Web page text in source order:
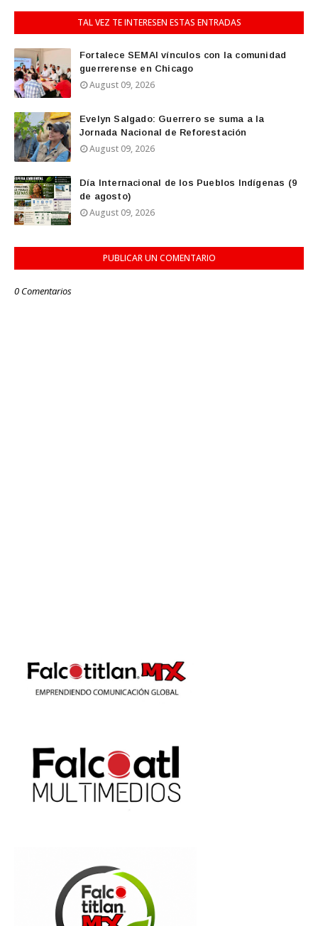
TAL VEZ TE INTERESEN ESTAS ENTRADAS
Fortalece SEMAI vínculos con la comunidad
guerrerense en Chicago
August 09, 2026
Evelyn Salgado: Guerrero se suma a la
Jornada Nacional de Reforestación
August 09, 2026
Día Internacional de los Pueblos Indígenas (9
de agosto)
August 09, 2026
PUBLICAR UN COMENTARIO
0 Comentarios